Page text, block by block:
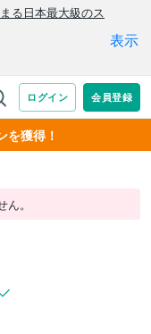
を獲得！
。